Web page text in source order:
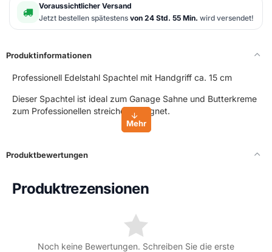
Voraussichtlicher Versand
Jetzt bestellen spätestens von 24 Std. 55 Min. wird versendet!
Produktinformationen
Professionell Edelstahl Spachtel mit Handgriff ca. 15 cm
Dieser Spachtel ist ideal zum Ganage Sahne und Butterkreme
zum Professionellen streichen geeignet.
Produktbewertungen
Produktrezensionen
Noch keine Bewertungen. Schreiben Sie die erste